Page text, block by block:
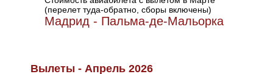
(перелет туда-обратно, сборы включены)
Мадрид - Пальма-де-Мальорка
Вылеты - Апрель 2026